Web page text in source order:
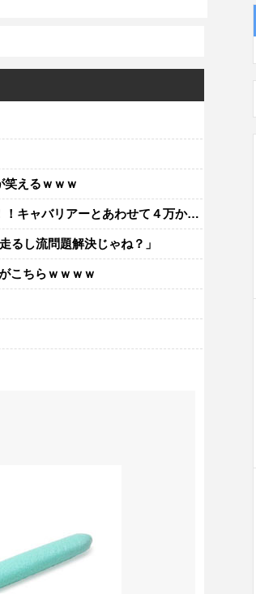
笑えるｗｗｗ
！キャバリアーとあわせて４万か…
るし流問題解決じゃね？」
こちらｗｗｗｗ